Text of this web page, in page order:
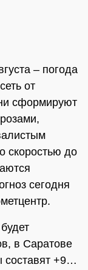
– погода
от
сформируют
скоростью до
сегодня
в Саратове
составят +9…